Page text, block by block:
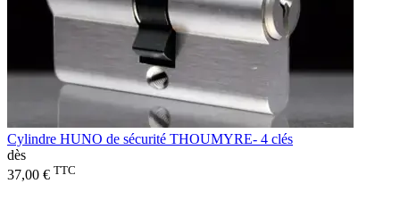
Cylindre HUNO de sécurité THOUMYRE- 4 clés
dès
37,00 € TTC